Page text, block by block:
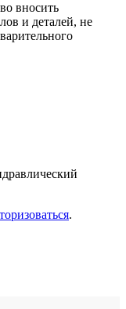
вносить
и деталей, не
.